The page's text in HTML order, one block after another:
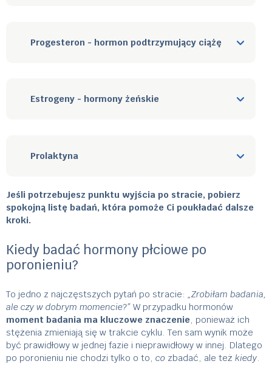
Progesteron - hormon podtrzymujący ciążę
Estrogeny - hormony żeńskie
Prolaktyna
Jeśli potrzebujesz punktu wyjścia po stracie, pobierz
spokojną listę badań, która pomoże Ci poukładać dalsze
kroki.
Kiedy badać hormony płciowe po
poronieniu?
To jedno z najczęstszych pytań po stracie: „Zrobiłam badania,
ale czy w dobrym momencie?” W przypadku hormonów
moment badania ma kluczowe znaczenie, ponieważ ich
stężenia zmieniają się w trakcie cyklu. Ten sam wynik może
być prawidłowy w jednej fazie i nieprawidłowy w innej. Dlatego
po poronieniu nie chodzi tylko o to, co zbadać, ale też kiedy.